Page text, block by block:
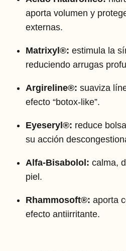
aporta volumen y
externas.
Matrixyl®: estimula la
reduciendo arrugas
Argireline®: suaviza
efecto “botox-like”.
Eyeseryl®: reduce
su acción
Alfa-Bisabolol: calma,
piel.
Rhammosoft®: aporta
efecto antiirritante.